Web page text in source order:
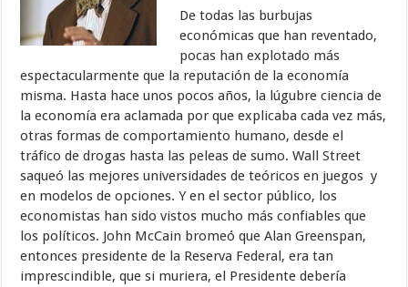
De todas las burbujas
económicas que han reventado,
pocas han explotado más
espectacularmente que la reputación de la economía
misma. Hasta hace unos pocos años, la lúgubre ciencia de
la economía era aclamada por que explicaba cada vez más,
otras formas de comportamiento humano, desde el
tráfico de drogas hasta las peleas de sumo. Wall Street
saqueó las mejores universidades de teóricos en juegos y
en modelos de opciones. Y en el sector público, los
economistas han sido vistos mucho más confiables que
los políticos. John McCain bromeó que Alan Greenspan,
entonces presidente de la Reserva Federal, era tan
imprescindible, que si muriera, el Presidente debería